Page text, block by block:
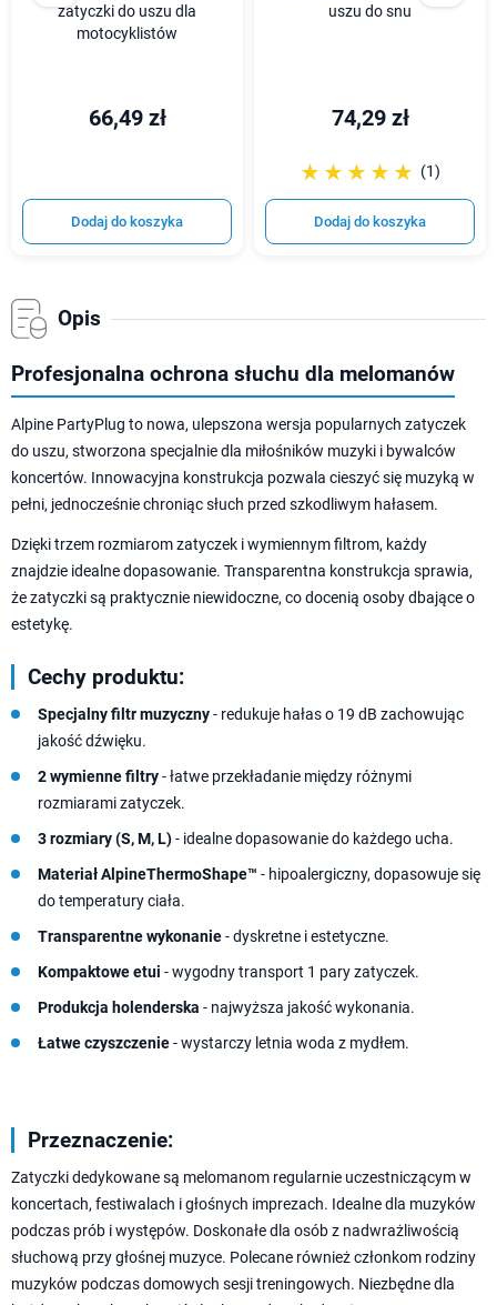
zatyczki do uszu dla
motocyklistów
66,49 zł
Dodaj do koszyka
uszu do snu
74,29 zł
☆☆☆☆☆
★★★★★ (1)
Dodaj do koszyka
Opis
Profesjonalna ochrona słuchu dla melomanów
Alpine PartyPlug to nowa, ulepszona wersja popularnych zatyczek
do uszu, stworzona specjalnie dla miłośników muzyki i bywalców
koncertów. Innowacyjna konstrukcja pozwala cieszyć się muzyką w
pełni, jednocześnie chroniąc słuch przed szkodliwym hałasem.
Dzięki trzem rozmiarom zatyczek i wymiennym filtrom, każdy
znajdzie idealne dopasowanie. Transparentna konstrukcja sprawia,
że zatyczki są praktycznie niewidoczne, co docenią osoby dbające o
estetykę.
Cechy produktu:
Specjalny filtr muzyczny- redukuje hałas o 19 dB zachowując
jakość dźwięku.
2 wymienne filtry- łatwe przekładanie między różnymi
rozmiarami zatyczek.
3 rozmiary (S, M, L)- idealne dopasowanie do każdego ucha.
Materiał AlpineThermoShape™ - hipoalergiczny, dopasowuje się
do temperatury ciała.
Transparentne wykonanie- dyskretne i estetyczne.
Kompaktowe etui - wygodny transport 1 pary zatyczek.
Produkcja holenderska - najwyższa jakość wykonania.
Łatwe czyszczenie- wystarczy letnia woda z mydłem.
Przeznaczenie:
Zatyczki dedykowane są melomanom regularnie uczestniczącym w
koncertach, festiwalach i głośnych imprezach. Idealne dla muzyków
podczas prób i występów. Doskonałe dla osób z nadwrażliwością
słuchową przy głośnej muzyce. Polecane również członkom rodziny
muzyków podczas domowych sesji treningowych. Niezbędne dla